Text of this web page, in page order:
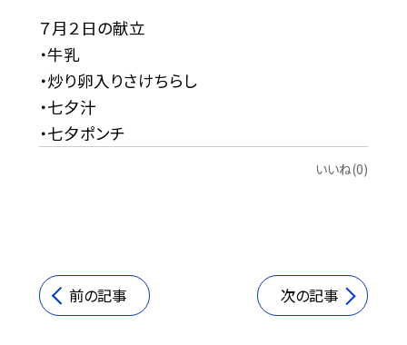
７月２日の献立
・牛乳
・炒り卵入りさけちらし
・七夕汁
・七夕ポンチ
いいね(0)
前の記事 次の記事